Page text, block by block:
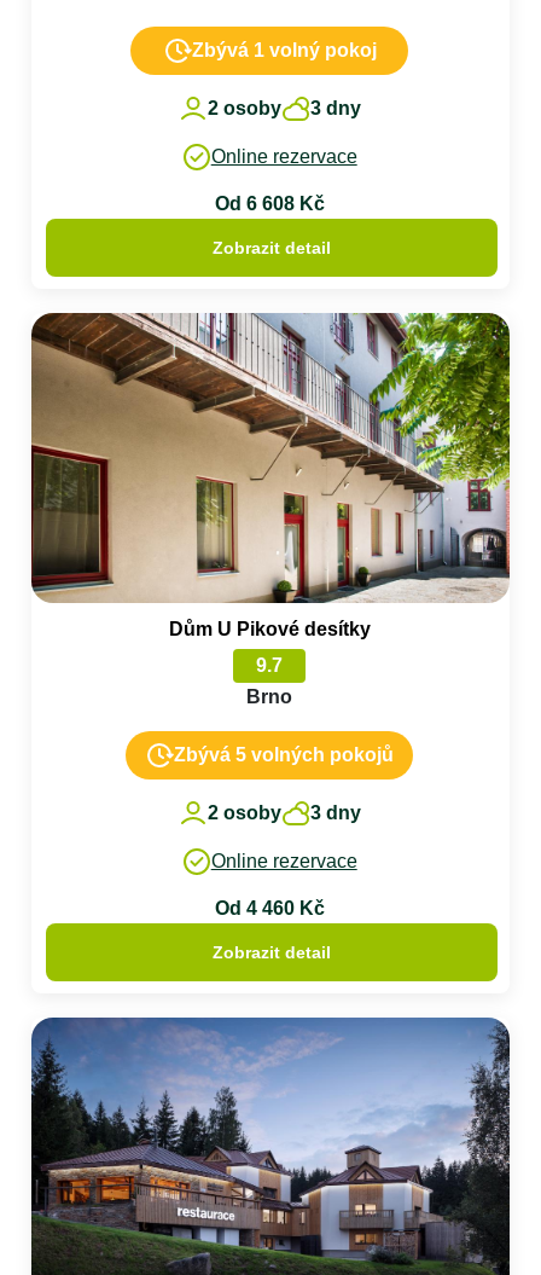
Zbývá 1 volný pokoj
2 osoby 3 dny
Online rezervace
Od 6 608 Kč
Zobrazit detail
Dům U Pikové desítky
9.7
Brno
Zbývá 5 volných pokojů
2 osoby 3 dny
Online rezervace
Od 4 460 Kč
Zobrazit detail